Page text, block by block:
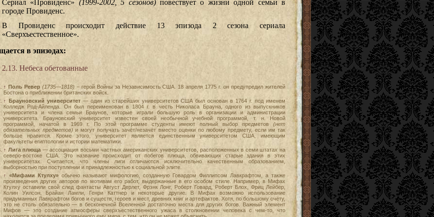
Сериал «Провиденс» (1999-2002, 5 сезонов)повествует о жизни одной семьи в
городе Провиденс.
В Провиденс происходит действие 13 эпизода 2 сезона сериала
«Сверхъестественное».
в эпизодах:
2.13. Небеса обетованные
↑ Поль Ревер (1735—1818) – герой Войны за Независимость США. 18 апреля 1775 г. он предупредил жителей
Бостона о приближении британских войск.
↑ Брауновский университет— один из старейших университетов США был основан в 1764 г. под именем
Колледж Род-Айленда. Он был переименован в 1804 г. в честь Николаса Брауна, одного из выпускников
университета и члена семьи Браунов, которые играли большую роль в организации и администрации
университета. Брауновский университет известен своей необычной учебной программой, т. н. Новой
программой, начатой в 1969 г. По этой программе студенты имеют полный выбор предметов (нет
обязательных предметов) и могут получать зачёт/незачёт вместо оценки по любому предмету, если им так
больше нравится. Кроме этого, университет является единственным университетом США, имеющим
факультеты египтологии и истории математики.
↑ Лига плюща — ассоциация восьми частных американских университетов, расположенных в семи штатах на
северо-востоке США. Это название происходит от побегов плюща, обвивающих старые здания в этих
университетах. Считается, что члены лиги отличаются исключительно качественным образованием,
выборностью при поступлении и принадлежностью к социальной элите.
↑
«Мифами Ктулху» обычно называют мифологию, созданную Говардом Филлипсом Лавкрафтом, а также
произведения других авторов по мотивам его работ, выдержанные в его особом стиле. Например, в Мифах
Ктулху оставили свой след фантасты Август Дерлет, Фрэнк Лонг, Роберт Говард, Роберт Блох, Фриц Лейбер,
Колин Уилсон, Брайан Ламли, Генри Каттнер и некоторые другие. В Мифах возможно использование
придуманных Лавкрафтом богов и существ, героев и мест, древних книг и артефактов. Хотя, по большому счёту,
это не столь обязательно — в бесконечной Вселенной достаточно места для других богов. Важный элемент
Мифов — это создание атмосферы сверхъестественного ужаса в столкновении человека с чем-то, что